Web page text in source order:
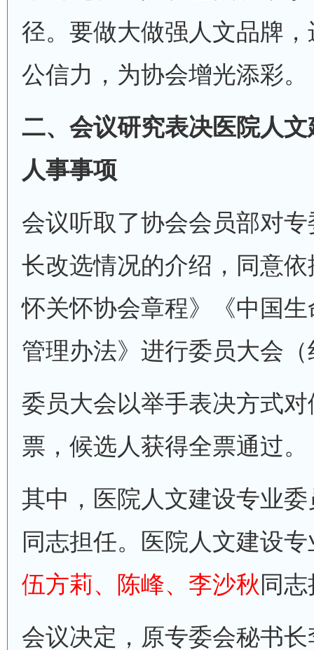
径。要做大做强人文品牌
公信力，为协会增光添彩。
二、会议研究表决医院人
人事事项
会议听取了协会会员部对
长改选情况的介绍，同意
怀关怀协会章程》《中国
管理办法》进行委员大会
委员大会以举手表决方式
票，候选人获得全票通过。
其中，医院人文建设专业
同志担任。医院人文建设
伍方莉、陈峰、李沙秋 同
会议决定，原专委会秘书